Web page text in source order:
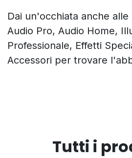
Dai un'occhiata anche
Audio Pro, Audio Home,
Professionale, Effetti
Accessori per trovare
Tutti i